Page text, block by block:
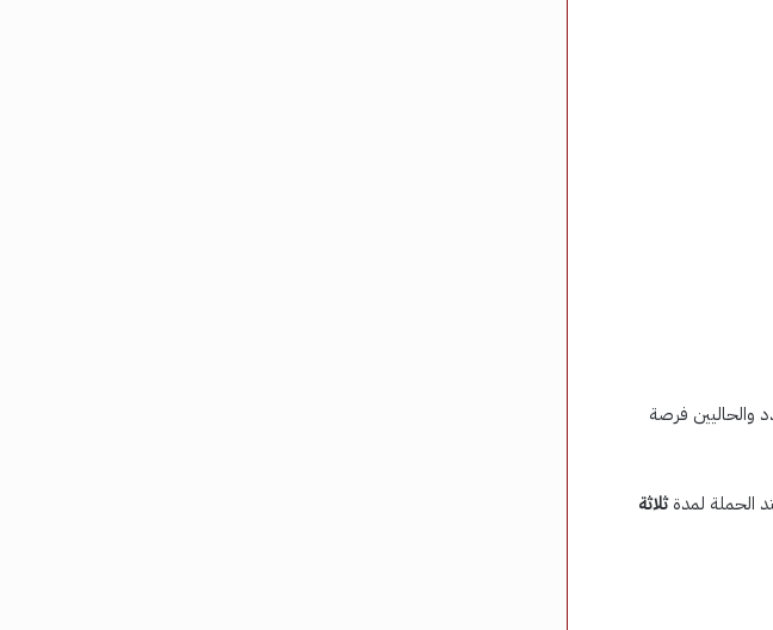
والحاليين فرصة
الحملة لمدةثلاثة